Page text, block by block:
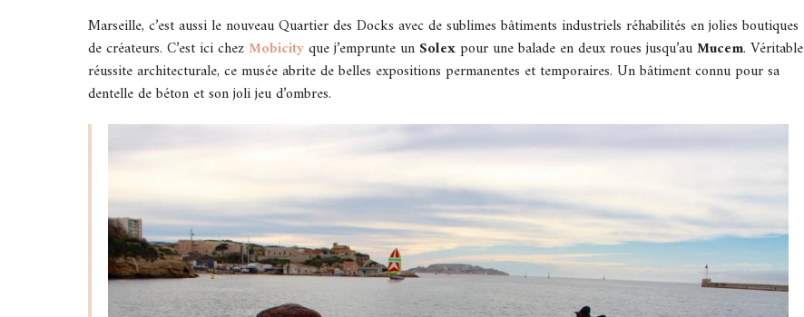
Marseille, c’est aussi le nouveau Quartier des Docks avec de sublimes bâtiments industriels réhabilités en jolies boutiques
de créateurs. C’est ici chezMobicityque j’emprunte un Solexpour une balade en deux roues jusqu’auMucem. Véritable
réussite architecturale, ce musée abrite de belles expositions permanentes et temporaires. Un bâtiment connu pour sa
dentelle de béton et son joli jeu d’ombres.